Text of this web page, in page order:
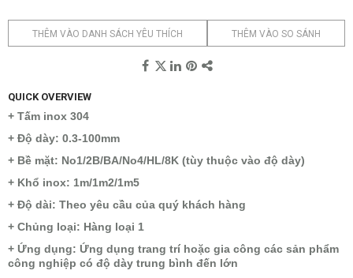
THÊM VÀO DANH SÁCH YÊU THÍCH THÊM VÀO SO SÁNH
QUICK OVERVIEW
+ Tấm inox 304
+ Độ dày: 0.3-100mm
+ Bề mặt: No1/2B/BA/No4/HL/8K (tùy thuộc vào độ dày)
+ Khổ inox: 1m/1m2/1m5
+ Độ dài: Theo yêu cầu của quý khách hàng
+ Chủng loại: Hàng loại 1
+ Ứng dụng: Ứng dụng trang trí hoặc gia công các sản phẩm
công nghiệp có độ dày trung bình đến lớn